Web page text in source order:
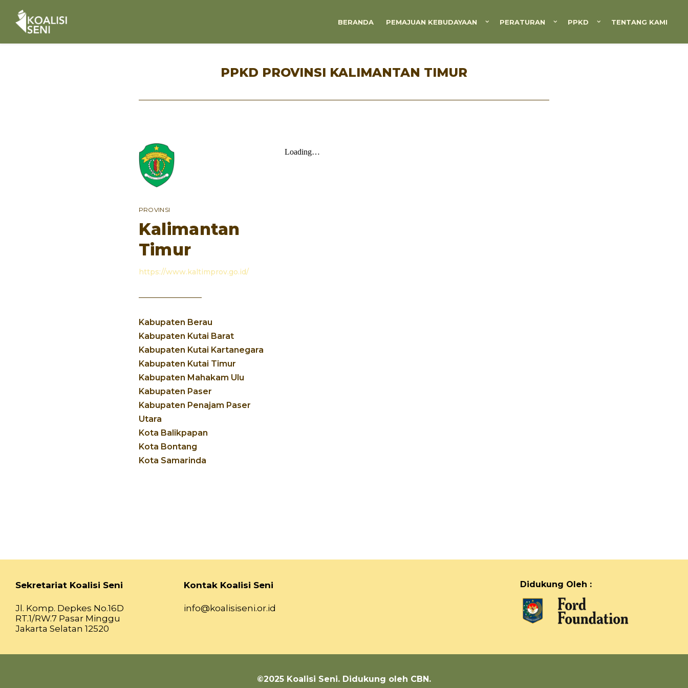
BERANDA PEMAJUAN KEBUDAYAAN PERATURAN PPKD TENTANG KAMI
PPKD PROVINSI KALIMANTAN TIMUR
PROVINSI
Kalimantan
Timur
https://www.kaltimprov.go.id/
Kabupaten Berau
Kabupaten Kutai Barat
Kabupaten Kutai Kartanegara
Kabupaten Kutai Timur
Kabupaten Mahakam Ulu
Kabupaten Paser
Kabupaten Penajam Paser
Utara
Kota Balikpapan
Kota Bontang
Kota Samarinda
Sekretariat Koalisi Seni
Jl. Komp. Depkes No.16D
RT.1/RW.7 Pasar Minggu
Jakarta Selatan 12520
Kontak Koalisi Seni
info@koalisiseni.or.id
Didukung Oleh :
©2025 Koalisi Seni. Didukung oleh CBN.